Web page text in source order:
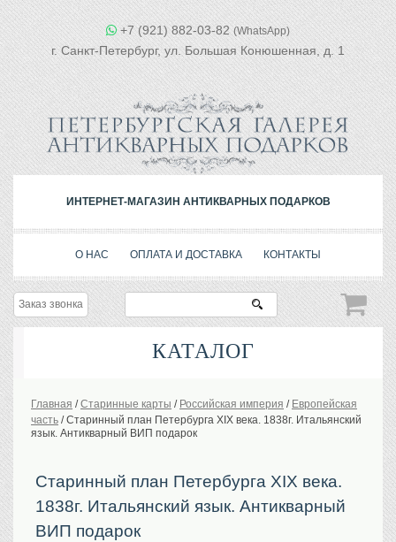
+7 (921) 882-03-82 (WhatsApp)
г. Санкт-Петербург, ул. Большая Конюшенная, д. 1
ИНТЕРНЕТ-МАГАЗИН АНТИКВАРНЫХ ПОДАРКОВ
О НАС ОПЛАТА И ДОСТАВКА КОНТАКТЫ
Заказ звонка
КАТАЛОГ
История Российской империи. Обычаи
Портреты царской семьи
Старинные планы
Главная /Старинные карты / Российская империя / Европейская
часть /Старинный план Петербурга XIX века. 1838г. Итальянский
язык. Антикварный ВИП подарок
Старинный план Петербурга XIX века.
1838г. Итальянский язык. Антикварный
ВИП подарок